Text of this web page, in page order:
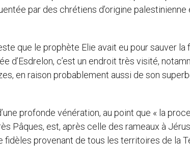
par des chrétiens d’origine palestinienne
que le prophète Elie avait eu pour sauver la
d’Esdrelon, c’est un endroit très visité,
en raison probablement aussi de son
profonde vénération, au point que « la
Pâques, est, après celle des rameaux à
fidèles provenant de tous les territoires de la